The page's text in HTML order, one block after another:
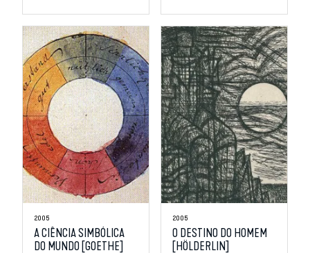
2005
A CIÊNCIA SIMBÓLICA
DO MUNDO [GOETHE]
2005
O DESTINO DO HOMEM
[HÖLDERLIN]